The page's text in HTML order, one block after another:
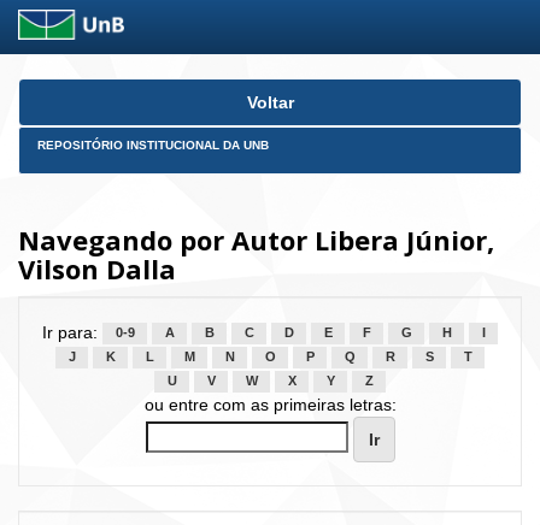
Skip
Voltar
REPOSITÓRIO INSTITUCIONAL DA UNB
Navegando por Autor Libera Júnior,
Vilson Dalla
Ir para: 0-9 A B C D E F G H
J
K L M N O P Q R S
T
U
V W X Y Z
ou entre com as primeiras letras: